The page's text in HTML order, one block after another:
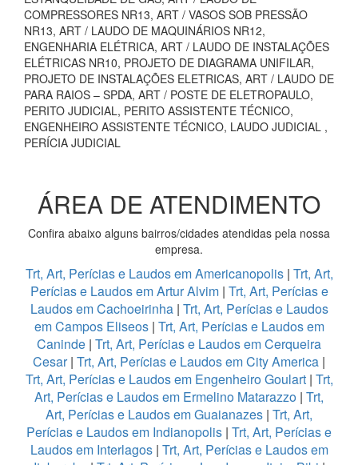
COMPRESSORES NR13, ART / VASOS SOB PRESSÃO
NR13, ART / LAUDO DE MAQUINÁRIOS NR12,
ENGENHARIA ELÉTRICA, ART / LAUDO DE INSTALAÇÕES
ELÉTRICAS NR10, PROJETO DE DIAGRAMA UNIFILAR,
PROJETO DE INSTALAÇÕES ELETRICAS, ART / LAUDO DE
PARA RAIOS – SPDA, ART / POSTE DE ELETROPAULO,
PERITO JUDICIAL, PERITO ASSISTENTE TÉCNICO,
ENGENHEIRO ASSISTENTE TÉCNICO, LAUDO JUDICIAL ,
PERÍCIA JUDICIAL
ÁREA DE ATENDIMENTO
Confira abaixo alguns bairros/cidades atendidas pela nossa
empresa.
Trt, Art, Perícias e Laudos em Americanopolis | Trt, Art,
Perícias e Laudos em Artur Alvim | Trt, Art, Perícias e
Laudos em Cachoeirinha| Trt, Art, Perícias e Laudos
em Campos Eliseos | Trt, Art, Perícias e Laudos em
Caninde | Trt, Art, Perícias e Laudos em Cerqueira
Cesar| Trt, Art, Perícias e Laudos em City America |
Trt, Art, Perícias e Laudos em Engenheiro Goulart | Trt,
Art, Perícias e Laudos em Ermelino Matarazzo | Trt,
Art, Perícias e Laudos em Guaianazes | Trt, Art,
Perícias e Laudos em Indianopolis | Trt, Art, Perícias e
Laudos em Interlagos| Trt, Art, Perícias e Laudos em